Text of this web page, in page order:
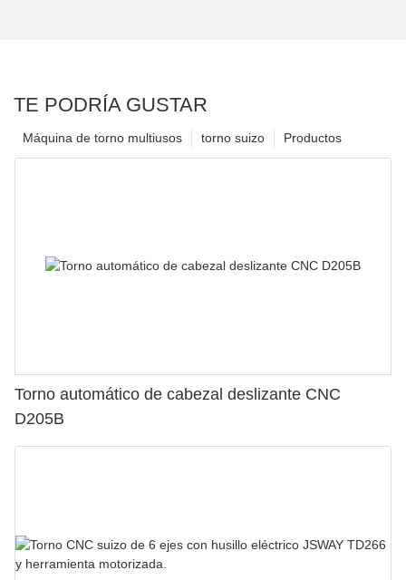
TE PODRÍA GUSTAR
Productos
torno suizo
Máquina de torno multiusos
Torno automático de cabezal deslizante CNC
D205B